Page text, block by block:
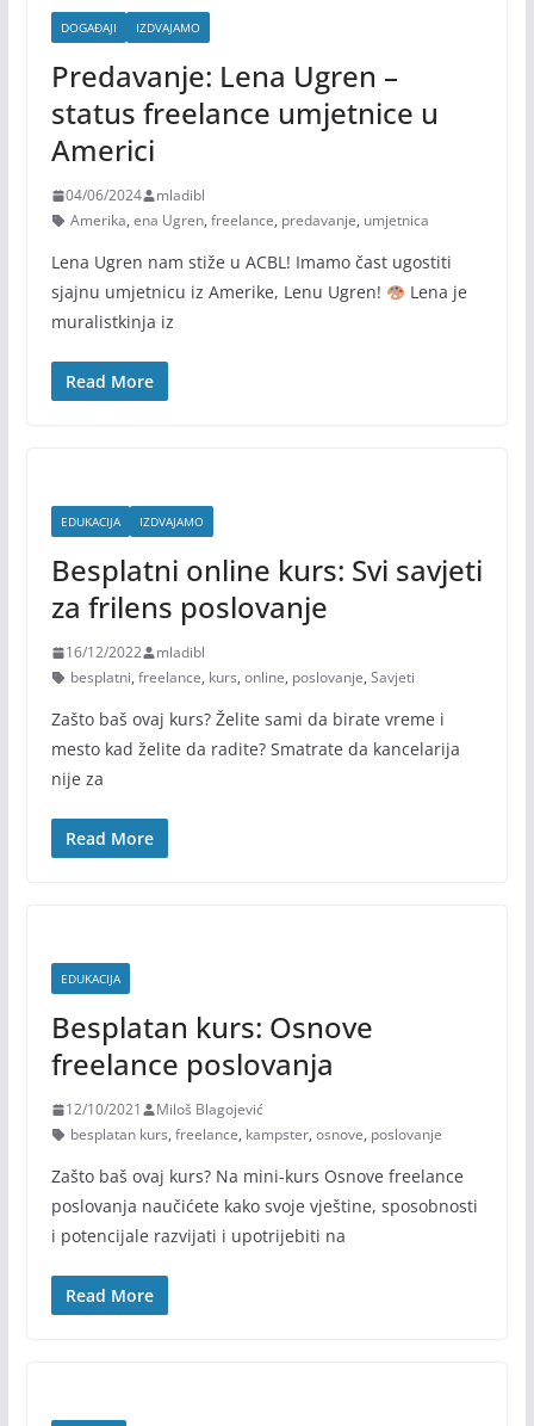
DOGAĐAJI IZDVAJAMO
Predavanje: Lena Ugren –
status freelance umjetnice u
Americi
04/06/2024
mladibl
Amerika, ena Ugren, freelance, predavanje, umjetnica
Lena Ugren nam stiže u ACBL! Imamo čast ugostiti
sjajnu umjetnicu iz Amerike, Lenu Ugren!
Lena je
muralistkinja iz
Read More
EDUKACIJA IZDVAJAMO
Besplatni online kurs: Svi savjeti
za frilens poslovanje
16/12/2022
mladibl
besplatni, freelance, kurs, online, poslovanje, Savjeti
Zašto baš ovaj kurs? Želite sami da birate vreme i
mesto kad želite da radite? Smatrate da kancelarija
nije za
Read More
EDUKACIJA
Besplatan kurs: Osnove
freelance poslovanja
12/10/2021
Miloš Blagojević
besplatan kurs, freelance, kampster, osnove, poslovanje
Zašto baš ovaj kurs? Na mini-kurs Osnove freelance
poslovanja naučićete kako svoje vještine, sposobnosti
i potencijale razvijati i upotrijebiti na
Read More